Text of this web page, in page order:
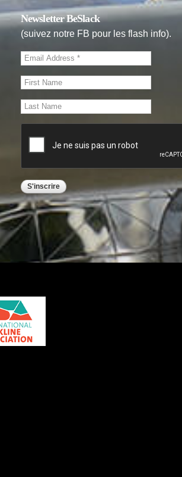
Newsletter BeSlack
(suivez notre FB pour les flash info).